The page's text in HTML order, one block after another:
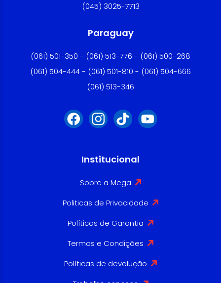
(045) 3025-7713
Paraguay
(061) 501-350 - (061) 513-776 - (061) 500-268
(061) 504-444 - (061) 501-810 - (061) 504-666
(061) 513-346
Institucional
Sobre a Mega
Politicas de Privacidade
Políticas de Garantia
Termos e Condições
Políticas de devolução